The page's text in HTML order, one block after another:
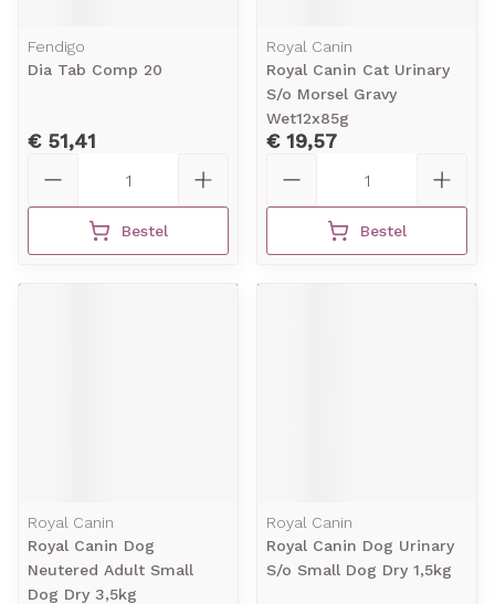
Fendigo
Dia Tab Comp 20
€ 51,41
Bestel
Royal Canin
Royal Canin Cat Urinary
S/o Morsel Gravy
Wet12x85g
€ 19,57
Bestel
Royal Canin
Royal Canin Dog
Neutered Adult Small
Dog Dry 3,5kg
Royal Canin
Royal Canin Dog Urinary
S/o Small Dog Dry 1,5kg